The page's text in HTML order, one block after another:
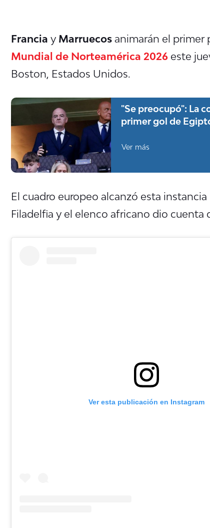
Francia y Marruecos animarán el primer
Mundial de Norteamérica 2026 este
Boston, Estados Unidos.
"Se preocupó": La
primer gol de
Ver más
El cuadro europeo alcanzó esta
Filadelfia y el elenco africano dio cuenta
Ver esta publicación en Instagram